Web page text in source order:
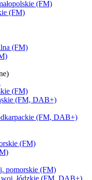
(FM)
(FM)
(FM)
(FM)
(FM, DAB+)
(FM, DAB+)
(FM)
pomorskie (FM)
woj. łódzkie (FM, DAB+)